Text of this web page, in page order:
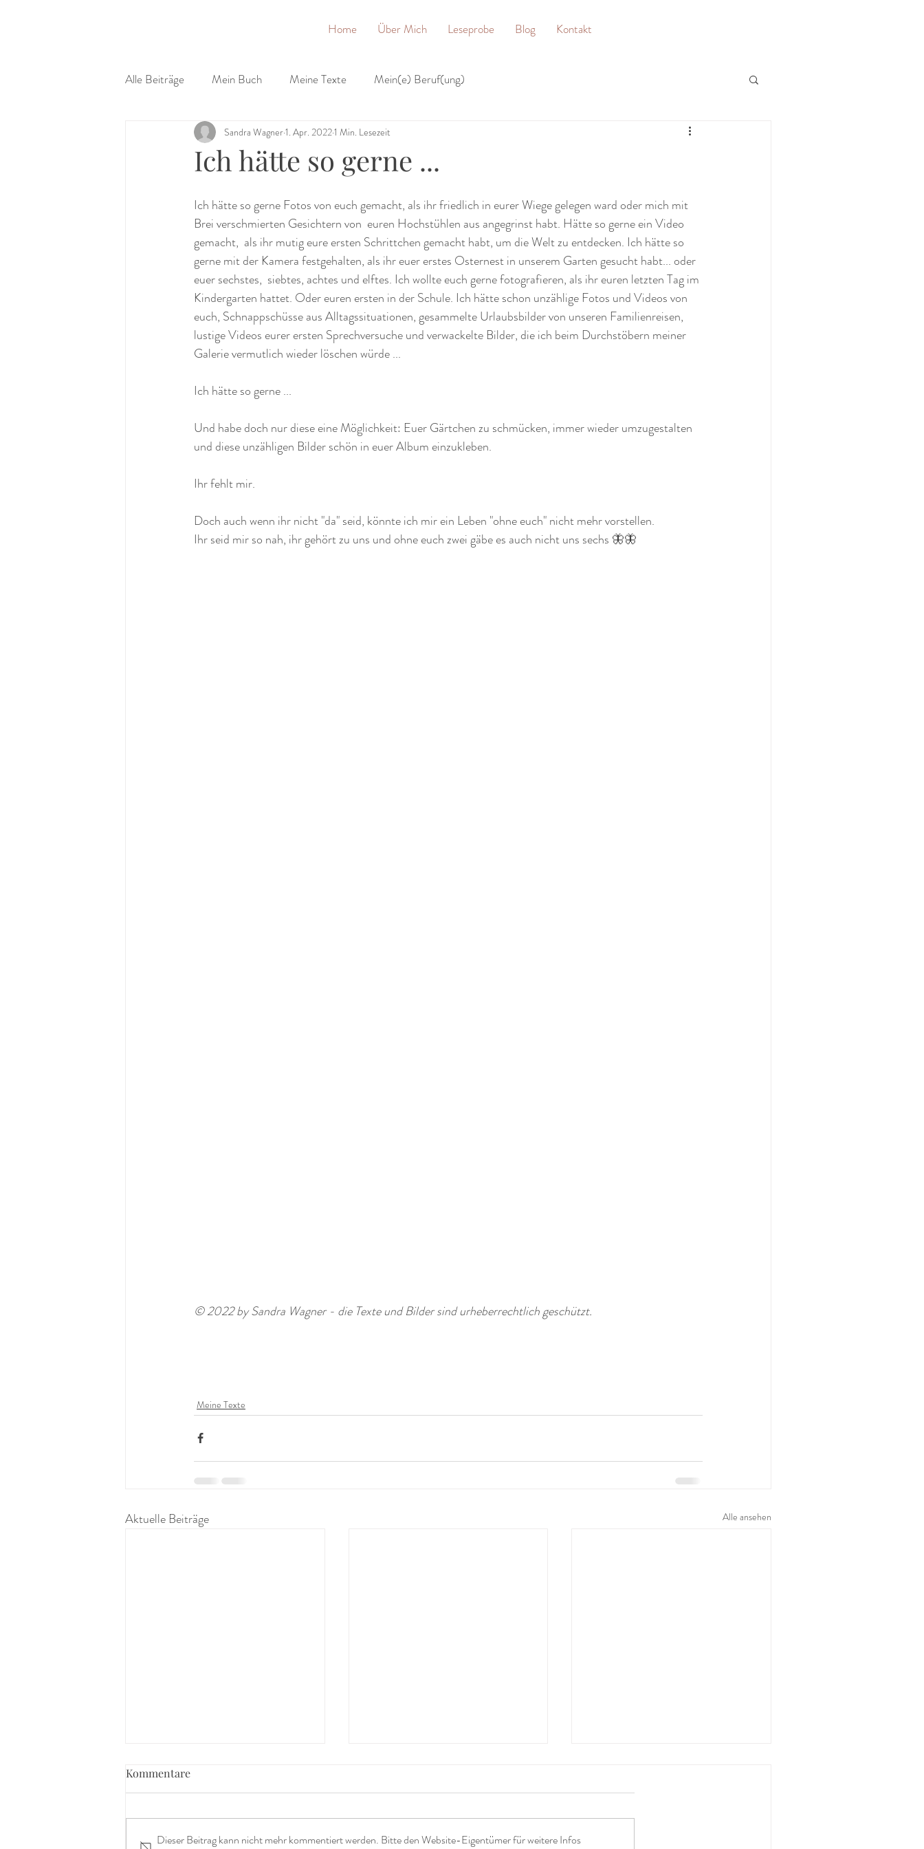
Home Über Mich Leseprobe Blog Kontakt
Alle Beiträge Mein Buch Meine Texte Mein(e) Beruf(ung)
Ich hätte so gerne ...
Sandra Wagner1. Apr. 20221 Min. Lesezeit
Ich hätte so gerne Fotos von euch gemacht, als ihr friedlich in eurer Wiege gelegen ward oder mich mit
Brei verschmierten Gesichtern von  euren Hochstühlen aus angegrinst habt. Hätte so gerne ein Video
gemacht,  als ihr mutig eure ersten Schrittchen gemacht habt, um die Welt zu entdecken. Ich hätte so
gerne mit der Kamera festgehalten, als ihr euer erstes Osternest in unserem Garten gesucht habt... oder
euer sechstes,  siebtes, achtes und elftes. Ich wollte euch gerne fotografieren, als ihr euren letzten Tag im
Kindergarten hattet. Oder euren ersten in der Schule. Ich hätte schon unzählige Fotos und Videos von
euch, Schnappschüsse aus Alltagssituationen, gesammelte Urlaubsbilder von unseren Familienreisen,
lustige Videos eurer ersten Sprechversuche und verwackelte Bilder, die ich beim Durchstöbern meiner
Galerie vermutlich wieder löschen würde ...
Ich hätte so gerne ...
Und habe doch nur diese eine Möglichkeit: Euer Gärtchen zu schmücken, immer wieder umzugestalten
und diese unzähligen Bilder schön in euer Album einzukleben.
Ihr fehlt mir.
Doch auch wenn ihr nicht "da" seid, könnte ich mir ein Leben "ohne euch" nicht mehr vorstellen.
Ihr seid mir so nah, ihr gehört zu uns und ohne euch zwei gäbe es auch nicht uns sechs 🦋🦋
© 2022 by Sandra Wagner - die Texte und Bilder sind urheberrechtlich geschützt.
Meine Texte
Aktuelle Beiträge Alle ansehen
Kommentare
Dieser Beitrag kann nicht mehr kommentiert werden. Bitte den Website-Eigentümer für weitere Infos